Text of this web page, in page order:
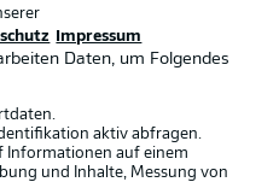
Impressum
Daten, um Folgendes
aktiv abfragen.
Informationen auf einem
und Inhalte, Messung von